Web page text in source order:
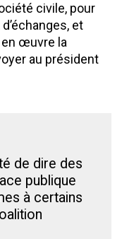
civile, pour
et
en œuvre la
au président
de dire des
publique
à certains